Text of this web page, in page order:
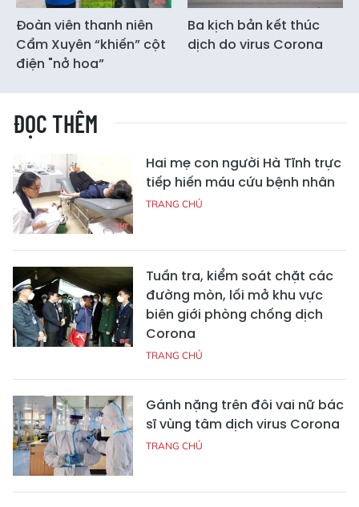
Đoàn viên thanh niên
Cẩm Xuyên “khiến” cột
điện "nở hoa”
Ba kịch bản kết thúc
dịch do virus Corona
ĐỌC THÊM
Hai mẹ con người Hà Tĩnh trực
tiếp hiến máu cứu bệnh nhân
TRANG CHỦ
Tuần tra, kiểm soát chặt các
đường mòn, lối mở khu vực
biên giới phòng chống dịch
Corona
TRANG CHỦ
Gánh nặng trên đôi vai nữ bác
sĩ vùng tâm dịch virus Corona
TRANG CHỦ